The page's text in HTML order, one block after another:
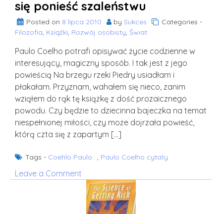
się ponieść szaleństwu
Posted on 8 lipca 2010 by Sukces
Categories -
Filozofia, Książki, Rozwój osobisty, Świat
Paulo Coelho potrafi opisywać życie codzienne w
interesujący, magiczny sposób. I tak jest z jego
powieścią Na brzegu rzeki Piedry usiadłam i
płakałam. Przyznam, wahałem się nieco, zanim
wziąłem do rąk tę książkę z dość prozaicznego
powodu. Czy będzie to dziecinna bajeczka na temat
niespełnionej miłości, czy może dojrzała powieść,
którą czta się z zapartym […]
Tags - Coehlo Paulo , Paulo Coelho cytaty
Leave a Comment
Coelho:
O
tym,